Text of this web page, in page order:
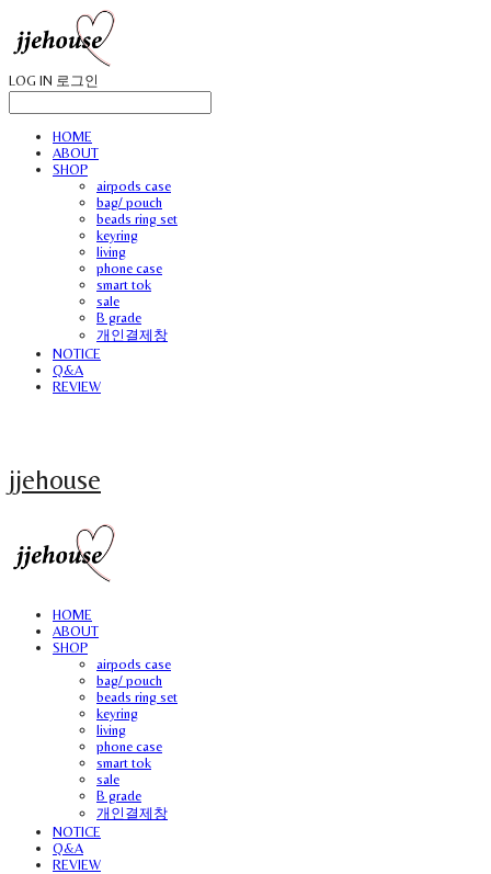
LOG IN 로그인
HOME
ABOUT
SHOP
airpods case
bag/ pouch
beads ring set
keyring
living
phone case
smart tok
sale
B grade
개인결제창
NOTICE
Q&A
REVIEW
jjehouse
HOME
ABOUT
SHOP
airpods case
bag/ pouch
beads ring set
keyring
living
phone case
smart tok
sale
B grade
개인결제창
NOTICE
Q&A
REVIEW